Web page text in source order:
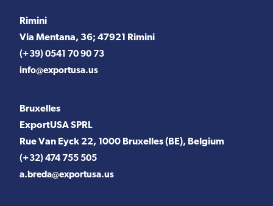
Rimini
Via Mentana, 36; 47921 Rimini
(+39) 0541 70 90 73
info@exportusa.us
Bruxelles
ExportUSA SPRL
Rue Van Eyck 22, 1000 Bruxelles (BE), Belgium
(+32) 474 755 505
a.breda@exportusa.us